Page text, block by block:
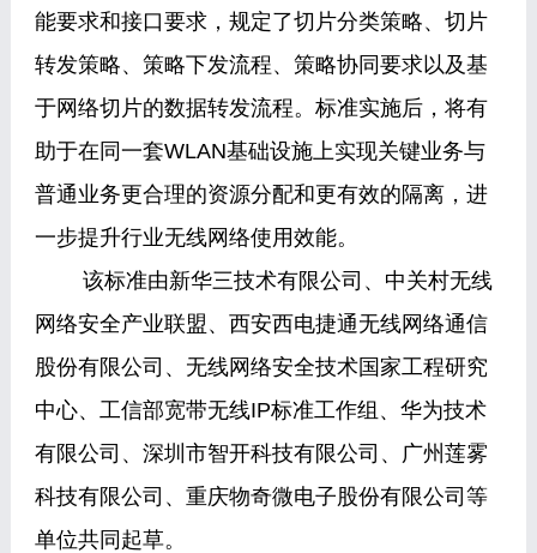
能要求和接口要求，规定了切片分类策略、切片
转发策略、策略下发流程、策略协同要求以及基
于网络切片的数据转发流程。标准实施后，将有
助于在同一套WLAN基础设施上实现关键业务与
普通业务更合理的资源分配和更有效的隔离，进
一步提升行业无线网络使用效能。
该标准由新华三技术有限公司、中关村无线
网络安全产业联盟、西安西电捷通无线网络通信
股份有限公司、无线网络安全技术国家工程研究
中心、工信部宽带无线IP标准工作组、华为技术
有限公司、深圳市智开科技有限公司、广州莲雾
科技有限公司、重庆物奇微电子股份有限公司等
单位共同起草。